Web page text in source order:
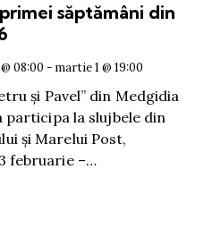
săptămâni din
08:00 - martie 1 @ 19:00
și Pavel” din Medgidia
participa la slujbele din
și Marelui Post,
februarie –…